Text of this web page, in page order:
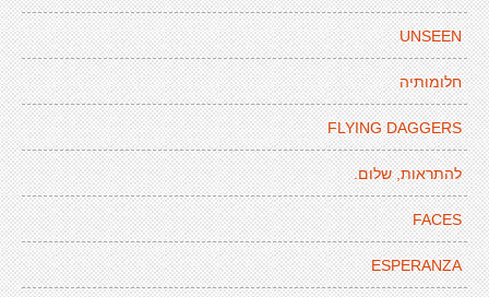
UNSEEN
חלומותיה
FLYING DAGGERS
להתראות, שלום.
FACES
ESPERANZA